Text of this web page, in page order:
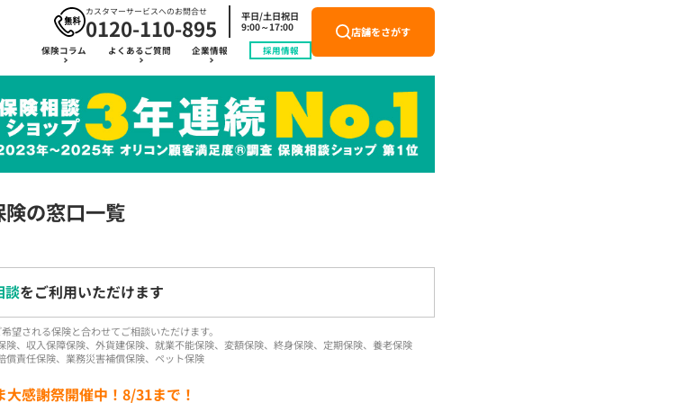
カスタマーサービスへのお問合せ
0120-110-895
平日/土日祝日
9:00～17:00
保険コラム よくあるご質問 企業情報 採用情報
店舗をさがす
の窓口一覧
談をご利用いただけます
望される保険と合わせてご相談いただけます。
、収入保障保険、外貨建保険、就業不能保険、変額保険、終身保険、定期保険、養老保険
責任保険、業務災害補償保険、ペット保険
大感謝祭開催中！8/31まで！